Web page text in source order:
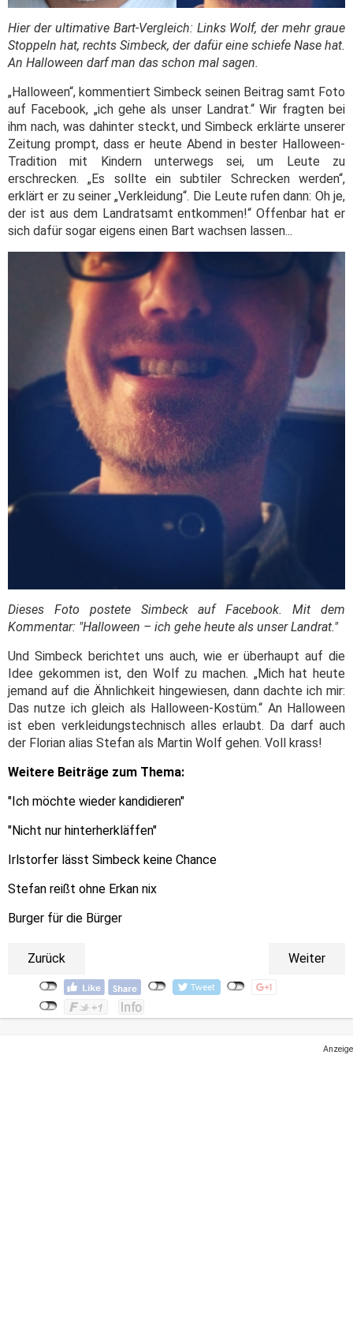
Hier der ultimative Bart-Vergleich: Links Wolf, der mehr graue
Stoppeln hat, rechts Simbeck, der dafür eine schiefe Nase hat.
An Halloween darf man das schon mal sagen.
„Halloween“, kommentiert Simbeck seinen Beitrag samt Foto
auf Facebook, „ich gehe als unser Landrat.“ Wir fragten bei
ihm nach, was dahinter steckt, und Simbeck erklärte unserer
Zeitung prompt, dass er heute Abend in bester Halloween-
Tradition mit Kindern unterwegs sei, um Leute zu
erschrecken. „Es sollte ein subtiler Schrecken werden“,
erklärt er zu seiner „Verkleidung“. Die Leute rufen dann: Oh je,
der ist aus dem Landratsamt entkommen!“ Offenbar hat er
sich dafür sogar eigens einen Bart wachsen lassen...
Dieses Foto postete Simbeck auf Facebook. Mit dem
Kommentar: "Halloween – ich gehe heute als unser Landrat."
Und Simbeck berichtet uns auch, wie er überhaupt auf die
Idee gekommen ist, den Wolf zu machen. „Mich hat heute
jemand auf die Ähnlichkeit hingewiesen, dann dachte ich mir:
Das nutze ich gleich als Halloween-Kostüm.“ An Halloween
ist eben verkleidungstechnisch alles erlaubt. Da darf auch
der Florian alias Stefan als Martin Wolf gehen. Voll krass!
Weitere Beiträge zum Thema:
"Ich möchte wieder kandidieren"
"Nicht nur hinterherkläffen"
Irlstorfer lässt Simbeck keine Chance
Stefan reißt ohne Erkan nix
Burger für die Bürger
Zurück Weiter
Anzeige